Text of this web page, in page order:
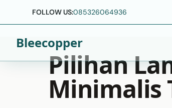
FOLLOW US:085326064936
Bleecopper
Pilihan
Minimalis